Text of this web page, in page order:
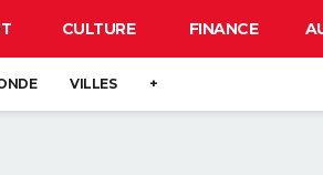
CULTURE FINANCE
VILLES +